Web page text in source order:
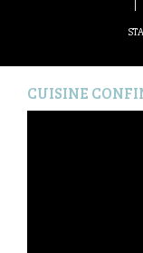
CUISINE